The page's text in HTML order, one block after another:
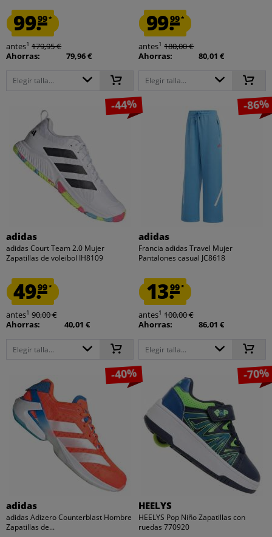
99.99*
antes1 179,95 €
Ahorras:
79,96 €
Elegir talla...
99.99*
antes1 180,00 €
Ahorras:
80,01 €
Elegir talla...
-44%
adidas
adidas Court Team 2.0 Mujer
Zapatillas de voleibol IH8109
49.99*
antes1 90,00 €
Ahorras:
40,01 €
Elegir talla...
-86%
adidas
Francia adidas Travel Mujer
Pantalones casual JC8618
13.99*
antes1 100,00 €
Ahorras:
86,01 €
Elegir talla...
-40%
adidas
adidas Adizero Counterblast Hombre
Zapatillas de...
-70%
HEELYS
HEELYS Pop Niño Zapatillas con
ruedas 770920